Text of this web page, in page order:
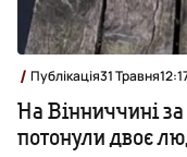
Публікація31 Травня
На Вінниччині
потонули двоє